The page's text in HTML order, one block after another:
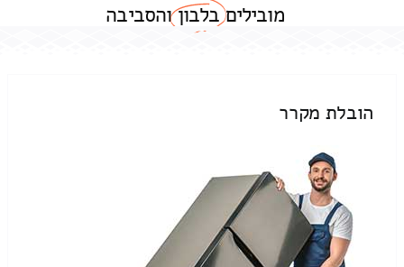
מוביליםבלבוןוהסביבה
הובלת מקרר